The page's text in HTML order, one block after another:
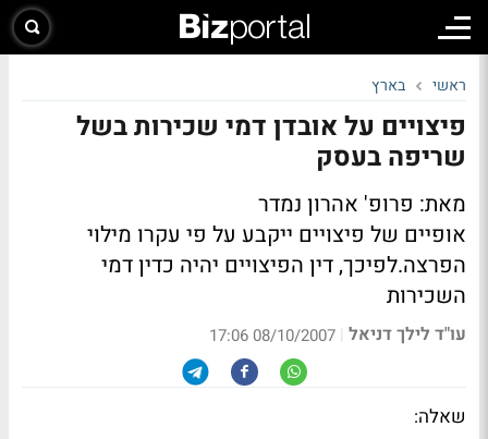
ראשי בארץ
פיצויים על אובדן דמי שכירות בשל
שריפה בעסק
מאת: פרופ' אהרון נמדר
אופיים של פיצויים ייקבע על פי עקרו מילוי
הפרצה.לפיכך, דין הפיצויים יהיה כדין דמי
השכירות
עו"ד לילך דניאל |
08/10/2007 17:06
שאלה: